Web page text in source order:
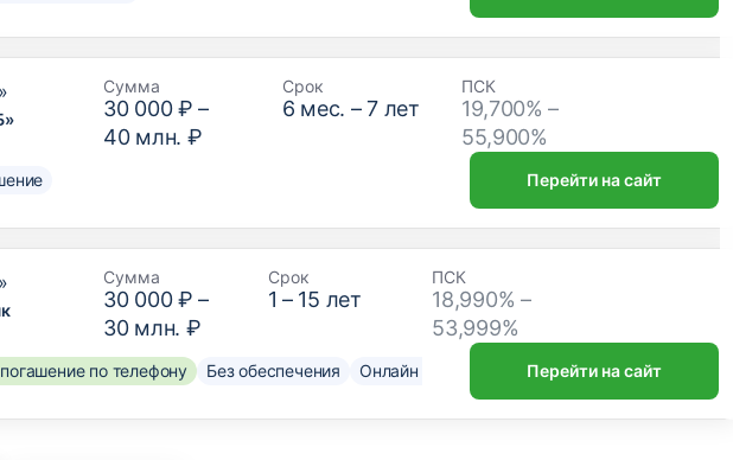
Сумма
30 000 ₽ –
40 млн. ₽
Срок
6 мес. –7лет
ПСК
19,700% –
55,900%
Перейти на сайт
Сумма
30 000 ₽ –
30 млн. ₽
Срок
1 – 15 лет
ПСК
18,990% –
53,999%
по телефону Без обеспечения Онлайн решение Нужен только паспорт
Перейти на сайт